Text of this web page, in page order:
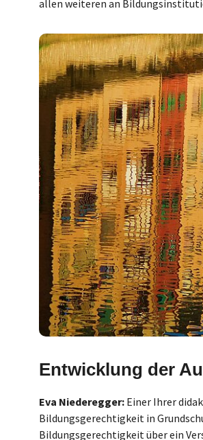
allen weiteren an
Entwicklung der
Eva Niederegger: Einer Ihrer
Bildungsgerechtigkeit in
Bildungsgerechtigkeit über ein